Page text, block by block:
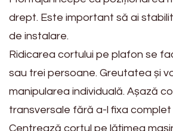
drept. Este important să ai
de instalare.
Ridicarea cortului pe plafon se
sau trei persoane. Greutatea și
manipularea individuală. Așază
transversale fără a-l fixa complet
Centrează cortul pe lățimea